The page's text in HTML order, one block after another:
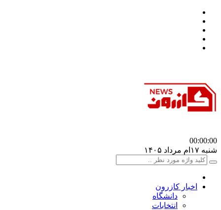
00:00:00
شنبه ۱۷ام مرداد ۱۴۰۵
اخبار کازرون
دانشگاه
انتخابات